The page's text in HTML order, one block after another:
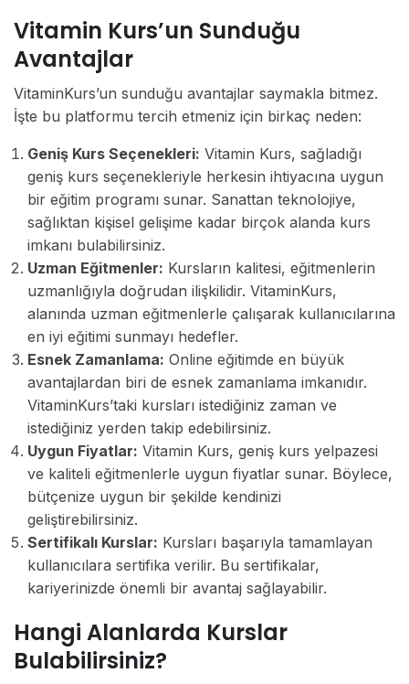
Vitamin Kurs’un Sunduğu
Avantajlar
VitaminKurs’un sunduğu avantajlar saymakla bitmez.
İşte bu platformu tercih etmeniz için birkaç neden:
Geniş Kurs Seçenekleri: Vitamin Kurs, sağladığı
geniş kurs seçenekleriyle herkesin ihtiyacına uygun
bir eğitim programı sunar. Sanattan teknolojiye,
sağlıktan kişisel gelişime kadar birçok alanda kurs
imkanı bulabilirsiniz.
Uzman Eğitmenler: Kursların kalitesi, eğitmenlerin
uzmanlığıyla doğrudan ilişkilidir. VitaminKurs,
alanında uzman eğitmenlerle çalışarak kullanıcılarına
en iyi eğitimi sunmayı hedefler.
Esnek Zamanlama: Online eğitimde en büyük
avantajlardan biri de esnek zamanlama imkanıdır.
VitaminKurs’taki kursları istediğiniz zaman ve
istediğiniz yerden takip edebilirsiniz.
Uygun Fiyatlar: Vitamin Kurs, geniş kurs yelpazesi
ve kaliteli eğitmenlerle uygun fiyatlar sunar. Böylece,
bütçenize uygun bir şekilde kendinizi
geliştirebilirsiniz.
Sertifikalı Kurslar: Kursları başarıyla tamamlayan
kullanıcılara sertifika verilir. Bu sertifikalar,
kariyerinizde önemli bir avantaj sağlayabilir.
Hangi Alanlarda Kurslar
Bulabilirsiniz?